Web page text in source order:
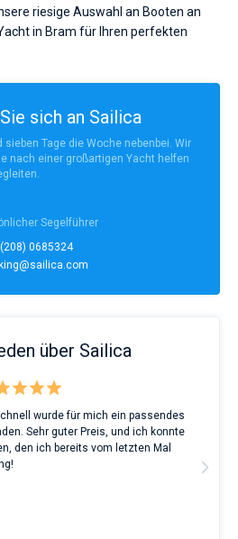
riesige Auswahl an Booten an
in Bram für Ihren perfekten
sich an Sailica
sieben Tage die Woche nebenbei. Wir
nach einer großartigen Yacht helfen
Segelführer
0685324
über Sailica
wurde für mich ein passendes
Sehr guter Preis, und ich konnte
den ich bereits vom letzten Mal